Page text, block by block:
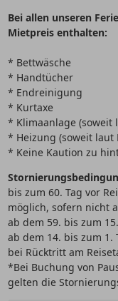
Bei allen unseren
Mietpreis enthalten:
* Bettwäsche
* Handtücher
* Endreinigung
* Kurtaxe
* Klimaanlage (soweit
* Heizung (soweit laut
* Keine Kaution zu
bis zum 60. Tag vor
möglich, sofern nicht
ab dem 59. bis zum
ab dem 14. bis zum 1.
bei Rücktritt am
*Bei Buchung von
gelten die